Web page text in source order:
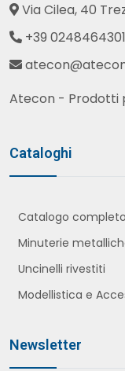
Via Cilea, 40
+39 0248464301
Atecon - Prodotti
Cataloghi
Catalogo completo
Minuterie
Uncinelli rivestiti
Modellistica e
Newsletter